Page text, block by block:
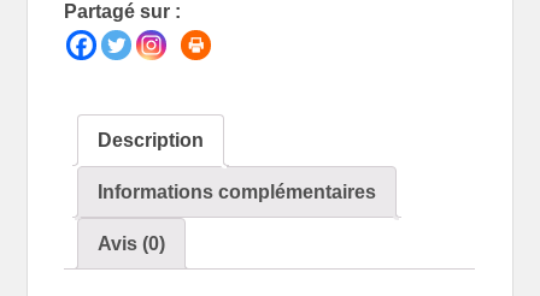
Cachoube
Partagé sur :
Description
Informations complémentaires
Avis (0)